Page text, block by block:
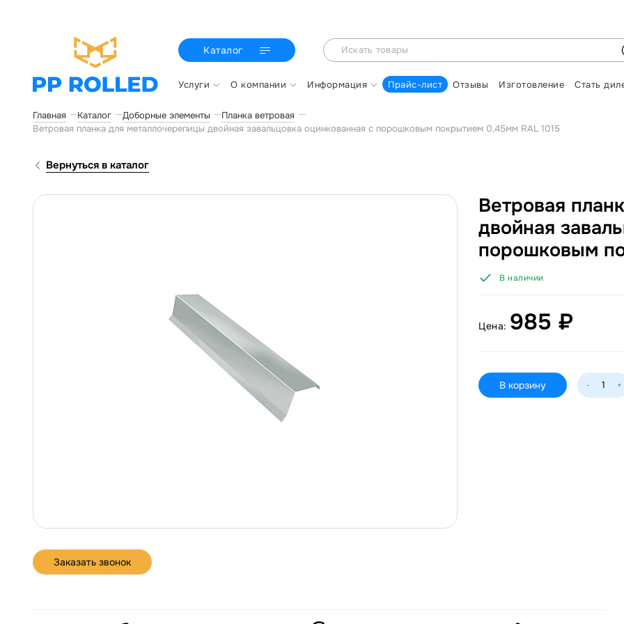
Каталог
Услуги О компании Информация Прайс-лист Отзывы Изготовление Стать
Главная Каталог Доборные элементы
Планка ветровая
Ветровая планка для металлочерепицы двойная завальцовка оцинкованная с порошковым покрытием 0,45мм RAL 1015
Вернуться в каталог
Заказать звонок
Ветровая
двойная
порошковым
В наличии
Цена: 985 ₽
В корзину - +